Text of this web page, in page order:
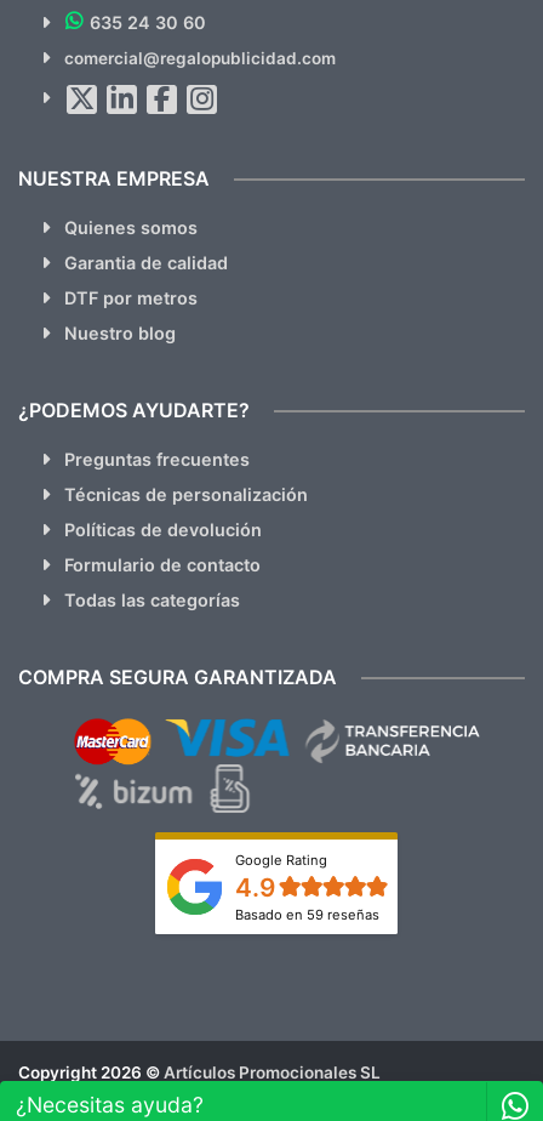
hacemos Spam)
635 24 30 60
comercial@regalopublicidad.com
NUESTRA EMPRESA
Quienes somos
Garantia de calidad
DTF por metros
Nuestro blog
¿PODEMOS AYUDARTE?
Preguntas frecuentes
Técnicas de personalización
Políticas de devolución
Formulario de contacto
Todas las categorías
COMPRA SEGURA GARANTIZADA
Google Rating
4.9
Basado en 59 reseñas
Copyright 2026 ©Artículos Promocionales SL
Aviso Legal
¿Necesitas ayuda?